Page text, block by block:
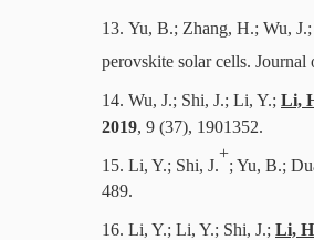
13. Yu, B.; Zhang, H.; Wu,
perovskite solar cells.
14. Wu, J.; Shi, J.; Li, Y.; Li,
2019, 9 (37), 1901352.
15. Li, Y.; Shi, J.
+
; Yu, B.;
489.
16. Li, Y.; Li, Y.; Shi, J.; Li,